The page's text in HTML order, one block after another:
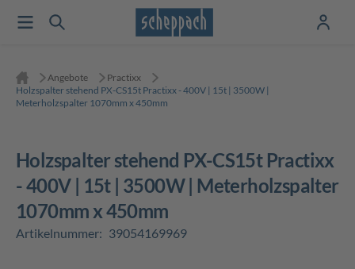
Angebote
Practixx
Holzspalter stehend PX-CS15t Practixx - 400V | 15t | 3500W |
Meterholzspalter 1070mm x 450mm
Holzspalter stehend PX-CS15t Practixx
- 400V | 15t | 3500W | Meterholzspalter
1070mm x 450mm
Artikelnummer: 39054169969